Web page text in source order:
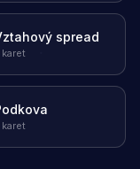
spread
karet
karet